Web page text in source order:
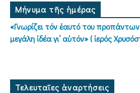
Μήνυμα τῆς ἡμέρας
«Γνωρίζει τόν ἑαυτό του προπάντων
μεγάλη ἰδέα γι’ αὐτόν» ( ἱερός
Τελευταῖες ἀναρτήσεις